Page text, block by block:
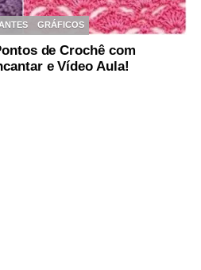
GRÁFICOS
de Crochê com
e Vídeo Aula!